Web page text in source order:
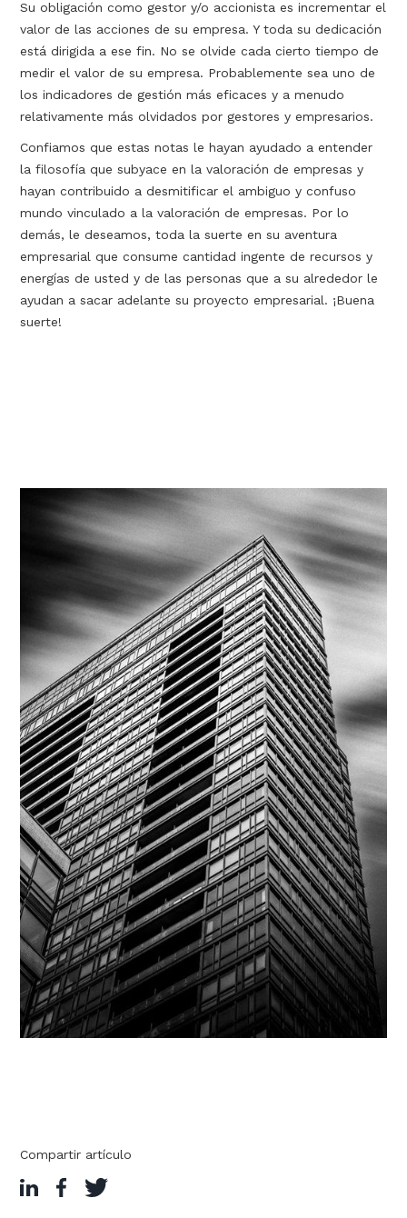
Su obligación como gestor y/o accionista es incrementar el
valor de las acciones de su empresa. Y toda su dedicación
está dirigida a ese fin. No se olvide cada cierto tiempo de
medir el valor de su empresa. Probablemente sea uno de
los indicadores de gestión más eficaces y a menudo
relativamente más olvidados por gestores y empresarios.
Confiamos que estas notas le hayan ayudado a entender
la filosofía que subyace en la valoración de empresas y
hayan contribuido a desmitificar el ambiguo y confuso
mundo vinculado a la valoración de empresas. Por lo
demás, le deseamos, toda la suerte en su aventura
empresarial que consume cantidad ingente de recursos y
energías de usted y de las personas que a su alrededor le
ayudan a sacar adelante su proyecto empresarial. ¡Buena
suerte!
Compartir artículo